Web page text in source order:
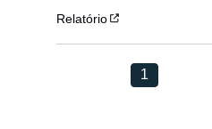
Relatório
1